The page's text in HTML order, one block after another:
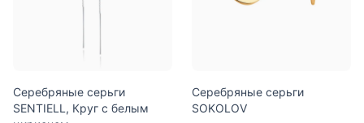
Серебряные серьги
SENTIELL, Круг с белым
Серебряные серьги
SOKOLOV